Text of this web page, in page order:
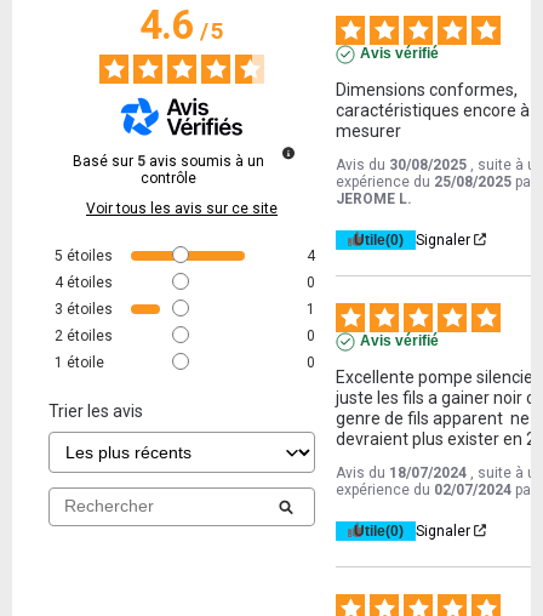
4.6/5
Basé sur 5 avis soumis à un
contrôle
Voir tous les avis sur ce site
5 étoiles
4
4 étoiles
0
3 étoiles
1
2 étoiles
0
1 étoile 0
Trier les avis
Avis vérifié
Dimensions conformes,
caractéristiques encore à
mesurer
Avis du 30/08/2025 , suite à
expérience du 25/08/2025 par
JEROME L.
Utile(0) Signaler
Avis vérifié
Excellente pompe
juste les fils a gainer noir
genre de fils apparent  ne
devraient plus exister en
Avis du 18/07/2024 , suite à
expérience du 02/07/2024 par
Utile(0) Signaler